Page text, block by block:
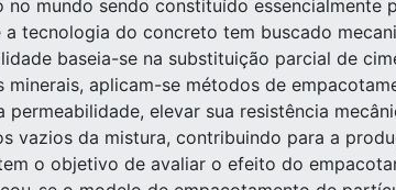
mundo sendo constituído
tecnologia do concreto tem buscado
baseia-se na substituição parcial de
aplicam-se métodos de
elevar sua resistência
vazios da mistura, contribuindo para a
o objetivo de avaliar o efeito do